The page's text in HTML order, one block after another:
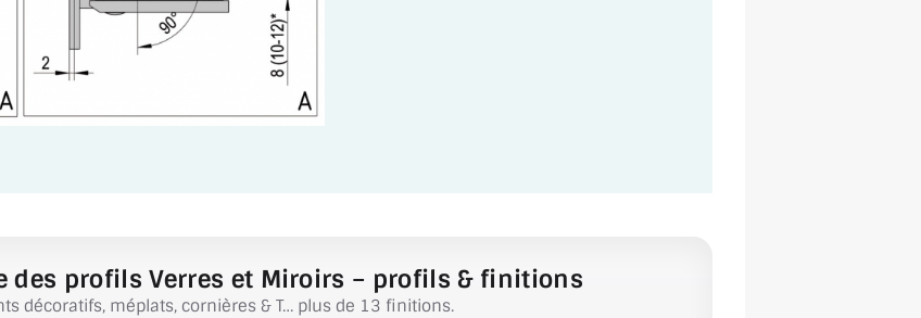
des profils Verres et Miroirs – profils & finitions
décoratifs, méplats, cornières & T… plus de 13 finitions.